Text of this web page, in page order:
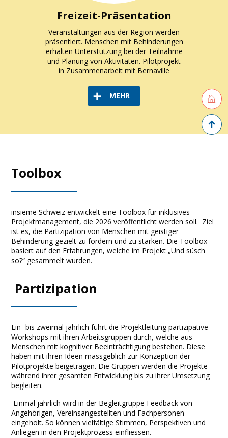
Freizeit-Präsentation
Veranstaltungen aus der Region werden
präsentiert. Menschen mit Behinderungen
erhalten Unterstützung bei der Teilnahme
und Planung von Aktivitäten. Pilotprojekt
in Zusammenarbeit mit Bernaville
MEHR
Toolbox
insieme Schweiz entwickelt eine Toolbox für inklusives
Projektmanagement, die 2026 veröffentlicht werden soll. Ziel
ist es, die Partizipation von Menschen mit geistiger
Behinderung gezielt zu fördern und zu stärken. Die Toolbox
basiert auf den Erfahrungen, welche im Projekt „Und süsch
so?“ gesammelt wurden.
Partizipation
Ein- bis zweimal jährlich führt die Projektleitung partizipative
Workshops mit ihren Arbeitsgruppen durch, welche aus
Menschen mit kognitiver Beeinträchtigung bestehen. Diese
haben mit ihren Ideen massgeblich zur Konzeption der
Pilotprojekte beigetragen. Die Gruppen werden die Projekte
während ihrer gesamten Entwicklung bis zu ihrer Umsetzung
begleiten.
Einmal jährlich wird in der Begleitgruppe Feedback von
Angehörigen, Vereinsangestellten und Fachpersonen
eingeholt. So können vielfältige Stimmen, Perspektiven und
Anliegen in den Projektprozess einfliessen.
Zurück